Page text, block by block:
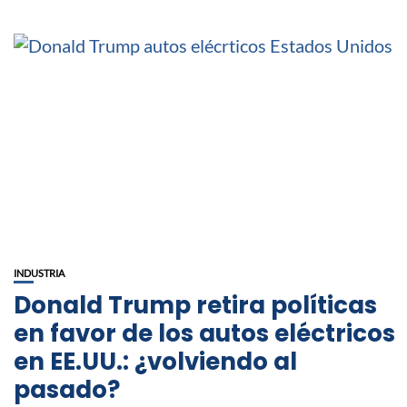
INDUSTRIA
Donald Trump retira políticas
en favor de los autos eléctricos
en EE.UU.: ¿volviendo al
pasado?